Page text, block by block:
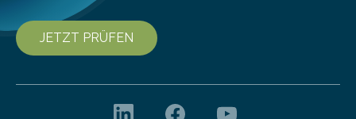
JETZT PRÜFEN